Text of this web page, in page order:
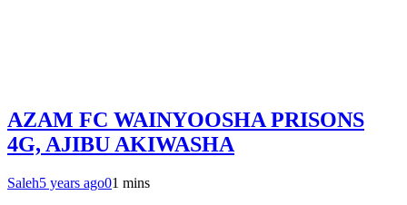
AZAM FC WAINYOOSHA PRISONS
4G, AJIBU AKIWASHA
Saleh5 years ago01 mins